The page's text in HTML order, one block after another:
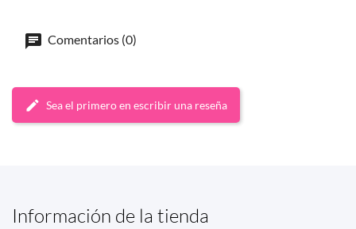
Comentarios (0)
Sea el primero en escribir una reseña
Información de la tienda